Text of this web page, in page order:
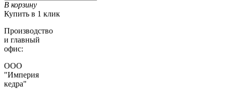
В корзину
Купить в 1 клик
Производство
и главный
офис:
ООО
"Империя
кедра"